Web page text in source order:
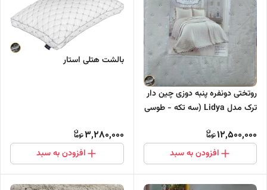
روتختی دونفره پنبه دوزی چین دار
ترک مدل Lidya (سه تکه - طوسی
12,500,000
افزودن به سبد
بالشت هتلی استار
3,280,000
افزودن به سبد